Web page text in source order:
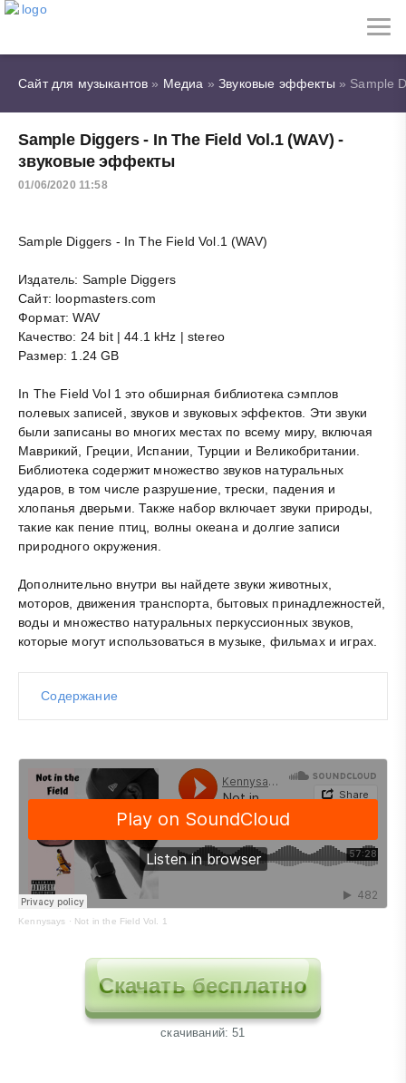
Сайт для музыкантов » Медиа »Звуковые эффекты » Sample
Sample Diggers - In The Field Vol.1 (WAV) -
звуковые эффекты
01/06/2020 11:58
Sample Diggers - In The Field Vol.1 (WAV)
Издатель: Sample Diggers
Сайт: loopmasters.com
Формат: WAV
Качество: 24 bit | 44.1 kHz | stereo
Размер: 1.24 GB
In The Field Vol 1 это обширная библиотека сэмплов
полевых записей, звуков и звуковых эффектов. Эти звуки
были записаны во многих местах по всему миру, включая
Маврикий, Греции, Испании, Турции и Великобритании.
Библиотека содержит множество звуков натуральных
ударов, в том числе разрушение, трески, падения и
хлопанья дверьми. Также набор включает звуки природы,
такие как пение птиц, волны океана и долгие записи
природного окружения.
Дополнительно внутри вы найдете звуки животных,
моторов, движения транспорта, бытовых принадлежностей,
воды и множество натуральных перкуссионных звуков,
которые могут использоваться в музыке, фильмах и играх.
Содержание
Kennysays · Not in the Field Vol. 1
Скачать бесплатно
cкачиваний: 51